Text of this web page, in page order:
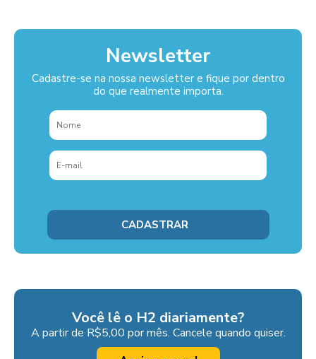
Newsletter
Cadastre-se na nossa newsletter e fique por dentro
do que realmente importa.
Você lê o H2 diariamente?
A partir de R$5,00 por mês. Cancele quando quiser.